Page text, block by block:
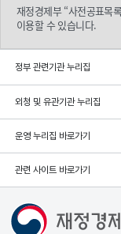
재정경제부 “사전공표목
이용할 수 있습니다.
정부 관련기관 누리집
외청 및 유관기관 누리집
운영 누리집 바로가기
관련 사이트 바로가기